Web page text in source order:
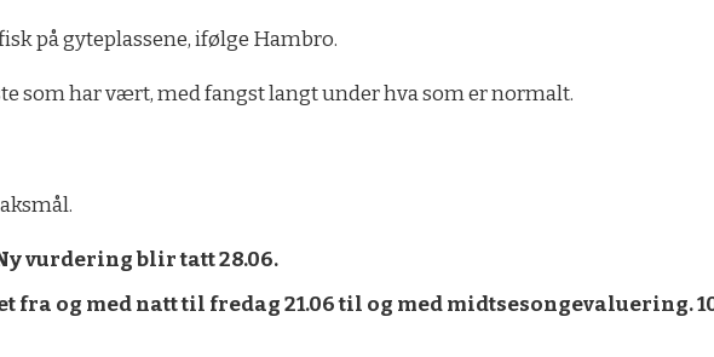
på gyteplassene, ifølge Hambro.
som har vært, med fangst langt under hva som er normalt.
vurdering blir tatt 28.06.
fra og med natt til fredag 21.06 til og med midtsesongevaluering.